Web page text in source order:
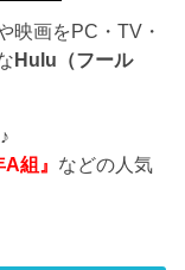
映画をPC・TV・
Hulu（フール
♪
A組』 などの人気